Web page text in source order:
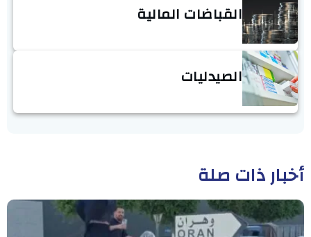
القباضات المالية
الصيدليات
أخبار ذات صلة